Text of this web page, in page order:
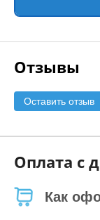
Отзывы
Оставить отзыв
Оплата с
Как